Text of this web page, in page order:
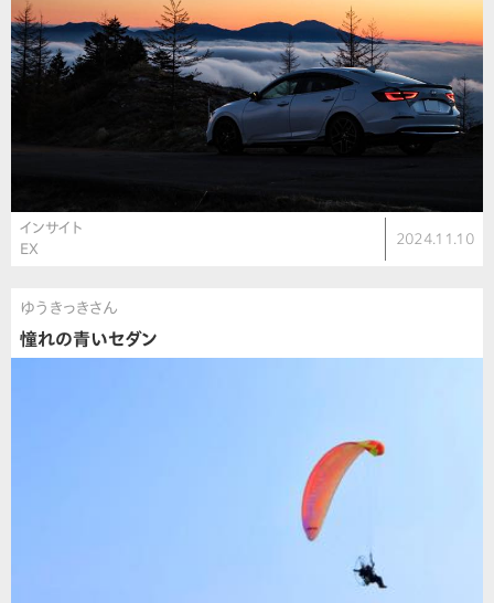
インサイト
EX
2024.11.10
ゆうきっきさん
憧れの青いセダン